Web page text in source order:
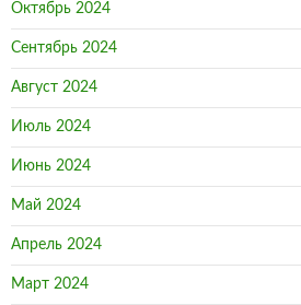
Октябрь 2024
Сентябрь 2024
Август 2024
Июль 2024
Июнь 2024
Май 2024
Апрель 2024
Март 2024